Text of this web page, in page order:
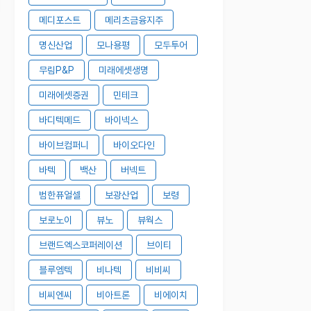
메디포스트 메리츠금융지주
명신산업 모나용평 모두투어
무림P&P 미래에셋생명
미래에셋증권 민테크
바디텍메드 바이넥스
바이브컴퍼니 바이오다인
바텍 백산 버넥트
범한퓨얼셀 보광산업 보령
보로노이 뷰노 뷰웍스
브랜드엑스코퍼레이션 브이티
블루엠텍 비나텍 비비씨
비씨엔씨 비아트론 비에이치